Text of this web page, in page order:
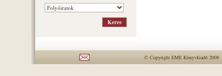
© Copyright EME Könyvkiadó 2008